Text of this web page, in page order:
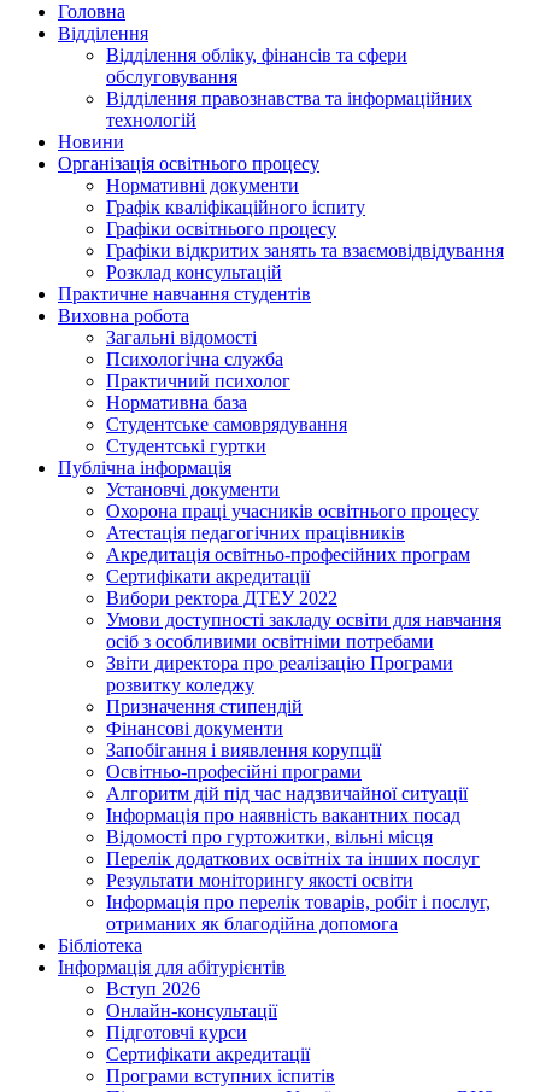
Головна
Відділення
Відділення обліку, фінансів та сфери
обслуговування
Відділення правознавства та інформаційних
технологій
Новини
Організація освітнього процесу
Нормативні документи
Графік кваліфікаційного іспиту
Графіки освітнього процесу
Графіки відкритих занять та взаємовідвідування
Розклад консультацій
Практичне навчання студентів
Виховна робота
Загальні відомості
Психологічна служба
Практичний психолог
Нормативна база
Студентське самоврядування
Студентські гуртки
Публічна інформація
Установчі документи
Охорона праці учасників освітнього процесу
Атестація педагогічних працівників
Акредитація освітньо-професійних програм
Сертифікати акредитації
Вибори ректора ДТЕУ 2022
Умови доступності закладу освіти для навчання
осіб з особливими освітніми потребами
Звіти директора про реалізацію Програми
розвитку коледжу
Призначення стипендій
Фінансові документи
Запобігання і виявлення корупції
Освітньо-професійні програми
Алгоритм дій під час надзвичайної ситуації
Інформація про наявність вакантних посад
Відомості про гуртожитки, вільні місця
Перелік додаткових освітніх та інших послуг
Результати моніторингу якості освіти
Інформація про перелік товарів, робіт і послуг,
отриманих як благодійна допомога
Бібліотека
Інформація для абітурієнтів
Вступ 2026
Онлайн-консультації
Підготовчі курси
Сертифікати акредитації
Програми вступних іспитів